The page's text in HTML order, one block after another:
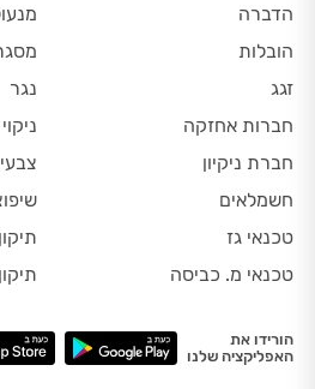
הדברה
הובלות
זגג
חברות אחזקה
חברת ניקיון
חשמלאים
טכנאי גז
טכנאי מ. כביסה
נגר
צבעי
הורידו את
האפליקציה שלנו